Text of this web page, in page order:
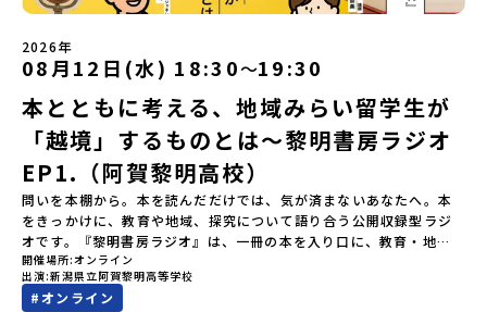
メールアドレスの変更をご希望の場合は下記の地域みらい留学公式
LINEよりご連絡をお願いします。※受信制限設定をしていると、通
知メールをお受け取りいただけません。その場合は、
「@miratabi.jp」からのメールを受信できるよう設定をお願いいた
します。※結果に関する個別のお問合せにはお答えしておりません
ので、ご了承ください。・お申し込みについてお申込はお一人様1回
限りです。PC・スマートフォンからお申込ください。申込後の内容
変更はできません。お申込時は、メールアドレスの入力間違いにご
注意ください。・宿泊について１室に複数(同性2～4名程度)で宿泊
いただく予定です。・食事アレルギー対応について個別の詳細なア
レルギー対応希望にはお応えしかねる場合がございます。対応が必
要な場合は必ず事前にご相談ください。・参加取消や急遽参加でき
なくなった場合について参加決定後の参加お取り消しはご遠慮下さ
い。やむを得ないお取り消しの場合はお早めに事務局までご連絡く
ご視聴ください。🎬 [アーカイブ動画を視聴する]YouTube：
【STEP 2】プログラム説明会〜「標津町」の内容をもっと知りした
い方へ〜全体説明を聞いたうえで、「プログラムで何をするの？」
日のプログラムの中身をお伝えします。日時：6月10日(水) 19：
00〜20：00内容：どんなところ？プログラム詳細解説、質疑応答紹
介地域：鹿児島県出水市・出水工業高校/北海道標津町/岩手県八幡
平市/愛媛県鬼北町＊4つの地域のプログラムを1時間でぎゅっとお届
けします。お申し込み：https://c-mirai.jp/events/064069お気
軽にどうぞ！「はじめての一人旅だけど大丈夫？」「どんな体験が
できるの？」そんな保護者様の不安や、中学生のみなさんの素朴な
疑問にスタッフが直接お答えします。チャットでの質問も可能です
ので、ぜひご自宅からリラックスしてご参加ください。▼お申し込
み前に必ずご確認ください・参加規約への同意プログラムへの参加
2026年
08月12日(水) 18:30〜19:30
本とともに考える、地域みらい留学生が
「越境」するものとは〜黎明書房ラジオ
EP1.（阿賀黎明高校）
問いを本棚から。本を読んだだけでは、気が済まないあなたへ。本
をきっかけに、教育や地域、探究について語り合う公開収録型ラジ
オです。『黎明書房ラジオ』は、一冊の本を入り口に、教育・地
域・暮らし・探究などについて対話するラジオ企画です。本の内容
を紹介したり、要約したりする場ではありません。一冊の本が投げ
かける問いをきっかけに、「地域みらい留学とは何か」「高校魅力
開催場所 オンライン
出演 新潟県立阿賀黎明高等学校
#オンライン